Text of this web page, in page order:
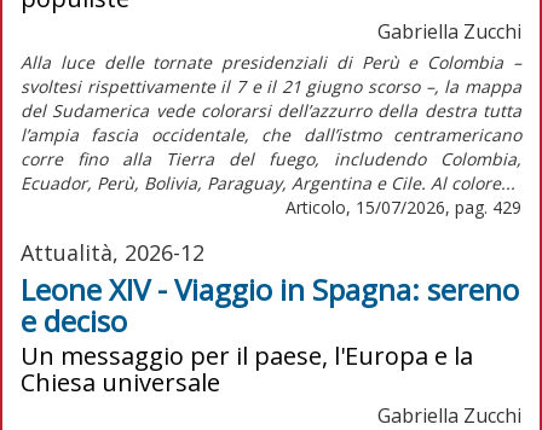
Gabriella Zucchi
Alla luce delle tornate presidenziali di Perù e Colombia –
svoltesi rispettivamente il 7 e il 21 giugno scorso –, la mappa
del Sudamerica vede colorarsi dell’azzurro della destra tutta
l’ampia fascia occidentale, che dall’istmo centramericano
corre fino alla Tierra del fuego, includendo Colombia,
Ecuador, Perù, Bolivia, Paraguay, Argentina e Cile. Al colore...
Articolo, 15/07/2026, pag. 429
Attualità, 2026-12
Leone XIV - Viaggio in Spagna: sereno
e deciso
Un messaggio per il paese, l'Europa e la
Chiesa universale
Gabriella Zucchi